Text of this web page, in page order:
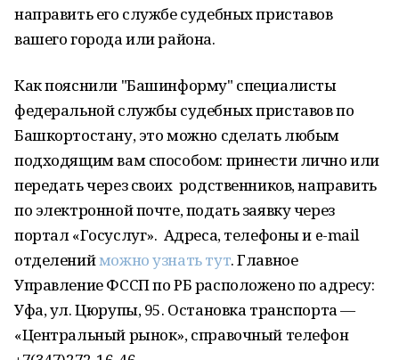
направить его службе судебных приставов
вашего города или района.
Как пояснили "Башинформу" специалисты
федеральной службы судебных приставов по
Башкортостану, это можно сделать любым
подходящим вам способом: принести лично или
передать через своих родственников, направить
по электронной почте, подать заявку через
портал «Госуслуг». Адреса, телефоны и e-mail
отделенийможно узнать тут. Главное
Управление ФССП по РБ расположено по адресу:
Уфа, ул. Цюрупы, 95. Остановка транспорта —
«Центральный рынок», справочный телефон